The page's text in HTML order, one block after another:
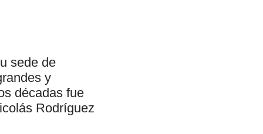
sede de
y
décadas fue
Rodríguez